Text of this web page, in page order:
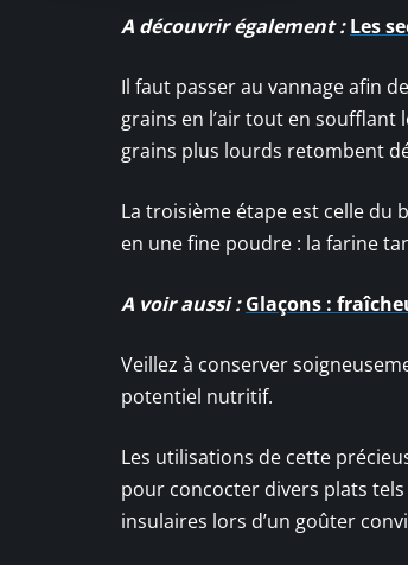
A découvrir également : Les
Il faut passer au vannage afin
grains en l’air tout en soufflant
grains plus lourds retombent
La troisième étape est celle
en une fine poudre : la farine
A voir aussi : Glaçons :
Veillez à conserver
potentiel nutritif.
Les utilisations de cette
pour concocter divers plats
insulaires lors d’un goûter